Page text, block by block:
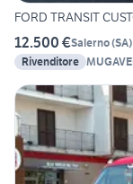
FORD TRANSIT
12.500 €Salerno(SA)
Rivenditore